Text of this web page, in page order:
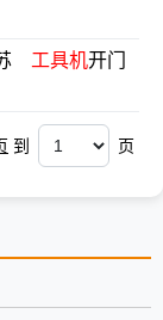
工具机开门
到 页